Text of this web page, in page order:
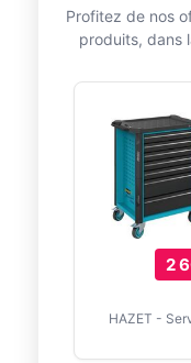
Profitez de nos
produits, dans
2
HAZET -